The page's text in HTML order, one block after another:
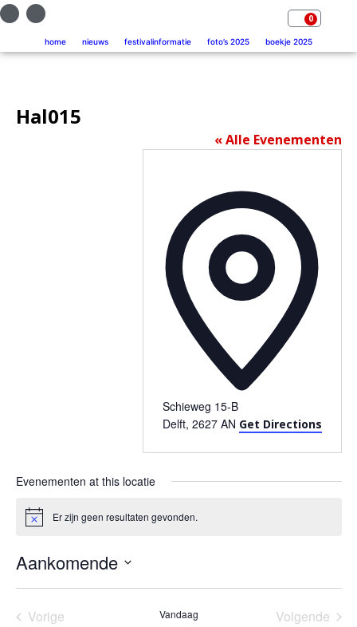
0
home nieuws festivalinformatie foto’s 2025 boekje 2025
Hal015
« Alle Evenementen
Schieweg 15-B
Delft, 2627 AN Get Directions
Evenementen at this locatie
BerichtEr zijn geen resultaten gevonden.
Aankomende
een
VorigeEvenementen Vandaag Volgende